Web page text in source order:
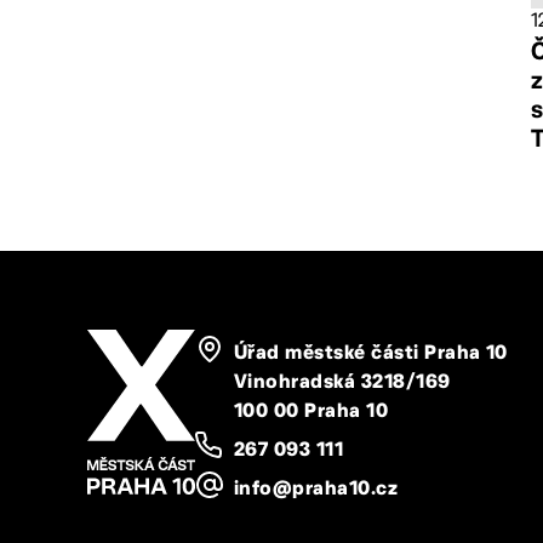
Úřad městské části Praha 10
Vinohradská 3218/169
100 00 Praha 10
267 093 111
info@praha10.cz